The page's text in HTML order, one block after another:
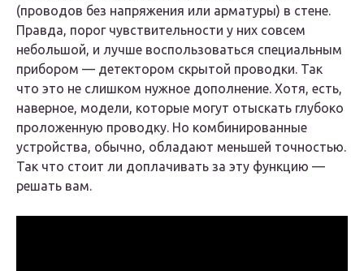
(проводов без напряжения или арматуры) в стене.
Правда, порог чувствительности у них совсем
небольшой, и лучше воспользоваться специальным
прибором — детектором скрытой проводки. Так
что это не слишком нужное дополнение. Хотя, есть,
наверное, модели, которые могут отыскать глубоко
проложенную проводку. Но комбинированные
устройства, обычно, обладают меньшей точностью.
Так что стоит ли доплачивать за эту функцию —
решать вам.